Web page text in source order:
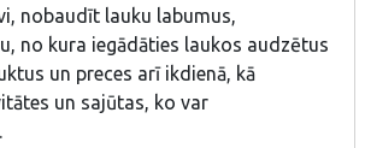
nobaudīt lauku labumus,
no kura iegādāties laukos audzētus
un preces arī ikdienā, kā
un sajūtas, ko var